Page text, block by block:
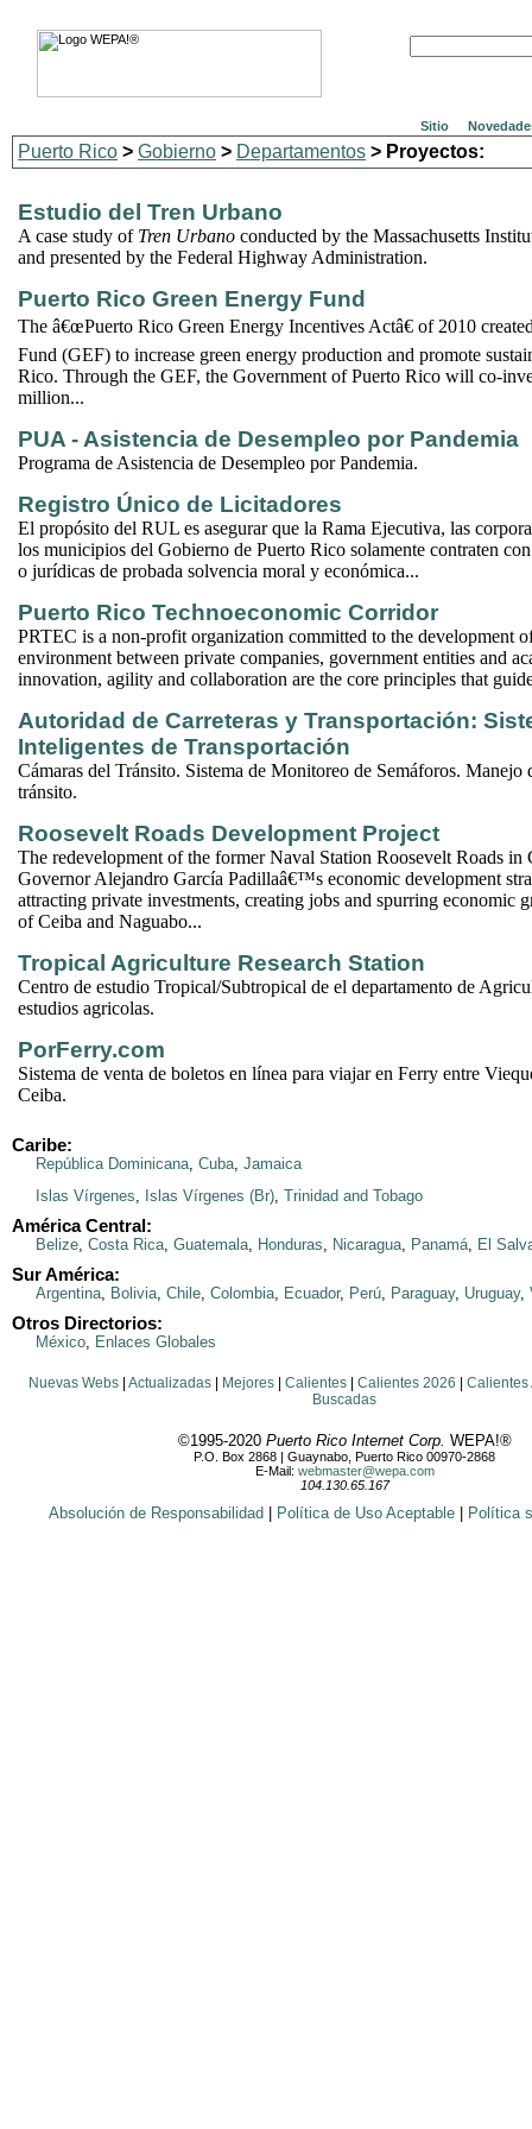
Sitio
Puerto Rico > Gobierno > Departamentos > Proyectos:
Estudio del Tren Urbano
A case study of Tren Urbano conducted by the Massachusetts
and presented by the Federal Highway Administration.
Puerto Rico Green Energy Fund
The â€œPuerto Rico Green Energy Incentives Actâ€ of 2010
Fund (GEF) to increase green energy production and promote
Rico. Through the GEF, the Government of Puerto Rico will co-
million...
PUA - Asistencia de Desempleo por Pandemia
Programa de Asistencia de Desempleo por Pandemia.
Registro Único de Licitadores
El propósito del RUL es asegurar que la Rama Ejecutiva, las
los municipios del Gobierno de Puerto Rico solamente contraten con
o jurídicas de probada solvencia moral y económica...
Puerto Rico Technoeconomic Corridor
PRTEC is a non-profit organization committed to the development
environment between private companies, government entities and
innovation, agility and collaboration are the core principles that
Autoridad de Carreteras y Transportación:
Inteligentes de Transportación
Cámaras del Tránsito. Sistema de Monitoreo de Semáforos. Manejo
tránsito.
Roosevelt Roads Development Project
The redevelopment of the former Naval Station Roosevelt Roads in
Governor Alejandro García Padillaâ€™s economic development
attracting private investments, creating jobs and spurring economic
of Ceiba and Naguabo...
Tropical Agriculture Research Station
Centro de estudio Tropical/Subtropical de el departamento de
estudios agricolas.
PorFerry.com
Sistema de venta de boletos en línea para viajar en Ferry entre
Ceiba.
Caribe:
República Dominicana, Cuba, Jamaica
Islas Vírgenes, Islas Vírgenes (Br), Trinidad and Tobago
América Central:
Belize, Costa Rica, Guatemala, Honduras, Nicaragua, Panamá, El
Sur América:
Argentina, Bolivia, Chile, Colombia, Ecuador, Perú, Paraguay, Uruguay,
Otros Directorios:
México, Enlaces Globales
Nuevas Webs| Actualizadas| Mejores| Calientes| Calientes 2026
Calientes
Buscadas
©1995-2020 Puerto Rico Internet Corp. WEPA!®
P.O. Box 2868 | Guaynabo, Puerto Rico 00970-2868
E-Mail: webmaster@wepa.com
104.130.65.167
Absolución de Responsabilidad Política de Uso Aceptable Política